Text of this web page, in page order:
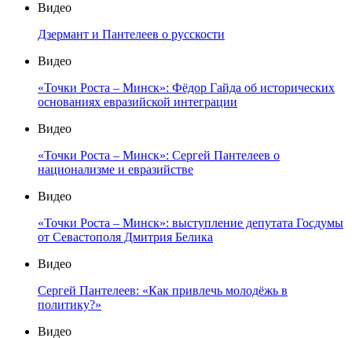
Видео
Дзермант и Пантелеев о русскости
Видео
«Точки Роста – Минск»: Фёдор Гайда об исторических
основаниях евразийской интеграции
Видео
«Точки Роста – Минск»: Сергей Пантелеев о
национализме и евразийстве
Видео
«Точки Роста – Минск»: выступление депутата Госдумы
от Севастополя Дмитрия Белика
Видео
Сергей Пантелеев: «Как привлечь молодёжь в
политику?»
Видео